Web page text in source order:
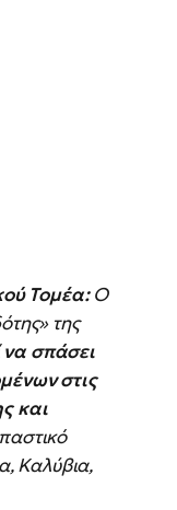
Τομέα:Ο
της
να σπάσει
στις
και
Καλύβια,